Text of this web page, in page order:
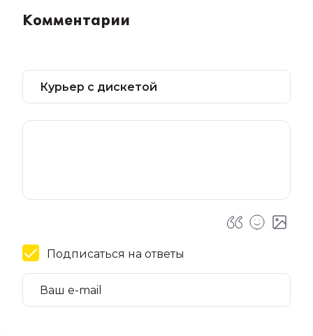
Комментарии
Подписаться на ответы